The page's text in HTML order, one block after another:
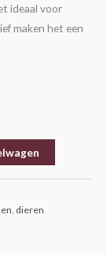
ideaal voor
maken het een
, dieren